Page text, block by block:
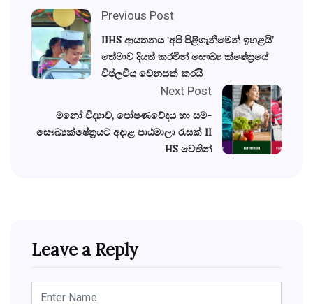
Previous Post
IIHS ආයතනය ‘අපි පිළිගැනීමෙන් ඉහළයි’
තේමාව දියත් කරමින් සෞඛ්‍ය ක්ෂේත්‍රයේ
විප්ලවීය වෙනසක් කරයි
Next Post
මනෝ විද්‍යාව, පෝෂණවේදය හා සම-
සෞඛ්‍යක්ෂේත්‍රයට අදාළ පාඨමාලා රැසක් II
HS වෙතින්
Leave a Reply